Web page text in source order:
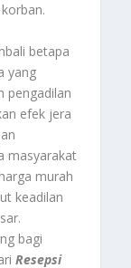
betapa
yang
pengadilan
efek jera
masyarakat
murah
keadilan
bagi
Resepsi